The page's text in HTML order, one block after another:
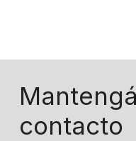
contacto